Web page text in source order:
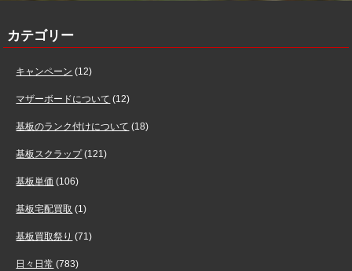
カテゴリー
キャンペーン (12)
マザーボードについて (12)
基板のランク付けについて (18)
基板スクラップ(121)
基板単価 (106)
基板宅配買取 (1)
基板買取祭り (71)
日々日常 (783)